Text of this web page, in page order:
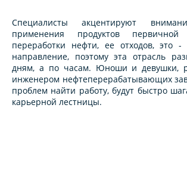
Специалисты акцентируют
применения продуктов
переработки нефти, ее отходов, это
направление, поэтому эта отрасль
дням, а по часам. Юноши и девушки,
инженером нефтеперерабатывающих
проблем найти работу, будут быстро
карьерной лестницы.